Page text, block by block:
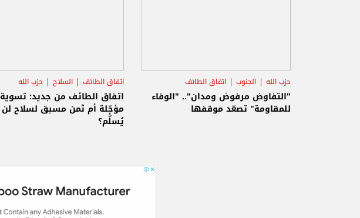
حزب الله الجنوب اتفاق الطائف
"التفاوض مرفوض ومدان".. "الوفاء
للمقاومة" تصعّد موقفها
اتفاق الطائف السلاح حزب الله
اتفاق الطائف من جديد: تسوية
مؤجّلة أم ثمن مسبق لسلاح لن
يُسلََّم؟